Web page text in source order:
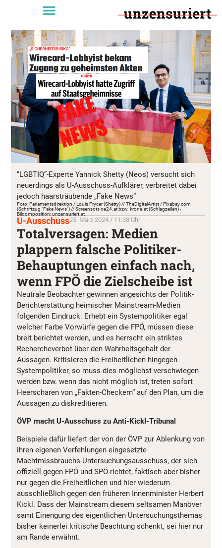
“LGBTIQ”-Experte Yannick Shetty (Neos) versucht sich
neuerdings als U-Ausschuss-Aufklärer, verbreitet dabei
jedoch haarsträubende „Fake News“
Foto: Parlamentsdirektion / Louis Frycer (Shetty) // TheDigitalArtist / Pixabay.com
(Schriftzug "Fake News") // Screensots oe24.at bzw. krone.at (Schlagzeilen) -
Bildomposition: unzensuriert.at
U-Ausschuss25. März 2024 / 11:38 Uhr
Totalversagen: Medien
plappern falsche Politiker-
Behauptungen einfach nach,
wenn FPÖ die Zielscheibe ist
Neutrale Beobachter gewinnen angesichts der Politik-
Berichterstattung heimischer Mainstream-Medien
folgenden Eindruck: Erhebt ein Systempolitiker egal
welcher Farbe Vorwürfe gegen die FPÖ, müssen diese
breit berichtet werden, und es herrscht ein striktes
Rechercheverbot über den Wahrheitsgehalt der
Aussagen. Kritisieren die Freiheitlichen hingegen
Systempolitiker, so muss dies möglichst verschwiegen
werden bzw. wenn das nicht möglich ist, treten sofort
Heerscharen von „Fakten-Checkern“ auf den Plan, um die
Aussagen zu diskreditieren.
ÖVP macht U-Ausschuss zu Anti-Kickl-Tribunal
Beispiele dafür liefert der von der ÖVP zur Ablenkung von
ihren eigenen Verfehlungen eingesetzte
Machtmissbrauchs-Untersuchungsausschuss, der sich
offiziell gegen FPÖ und SPÖ richtet, faktisch aber bisher
nur gegen die Freiheitlichen und hier wiederum
ausschließlich gegen den früheren Innenminister Herbert
Kickl. Dass der Mainstream diesem seltsamen Manöver
samt Einengung des eigentlichen Untersuchungsthemas
bisher keinerlei kritische Beachtung schenkt, sei hier nur
am Rande erwähnt.